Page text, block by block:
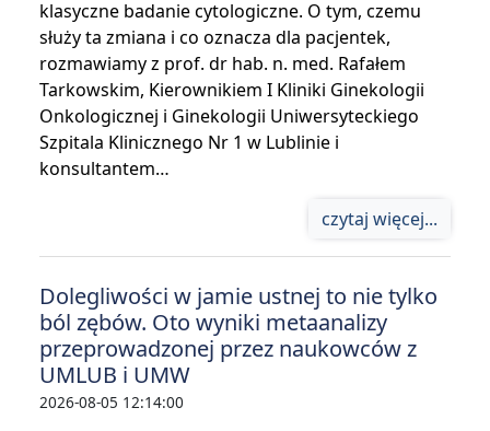
klasyczne badanie cytologiczne. O tym, czemu
służy ta zmiana i co oznacza dla pacjentek,
rozmawiamy z prof. dr hab. n. med. Rafałem
Tarkowskim, Kierownikiem I Kliniki Ginekologii
Onkologicznej i Ginekologii Uniwersyteckiego
Szpitala Klinicznego Nr 1 w Lublinie i
konsultantem…
czytaj więcej...
Dolegliwości w jamie ustnej to nie tylko
ból zębów. Oto wyniki metaanalizy
przeprowadzonej przez naukowców z
UMLUB i UMW
2026-08-05 12:14:00